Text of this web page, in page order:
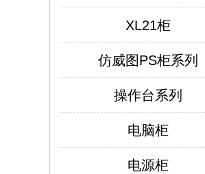
XL21柜
仿威图PS柜系列
操作台系列
电脑柜
电源柜